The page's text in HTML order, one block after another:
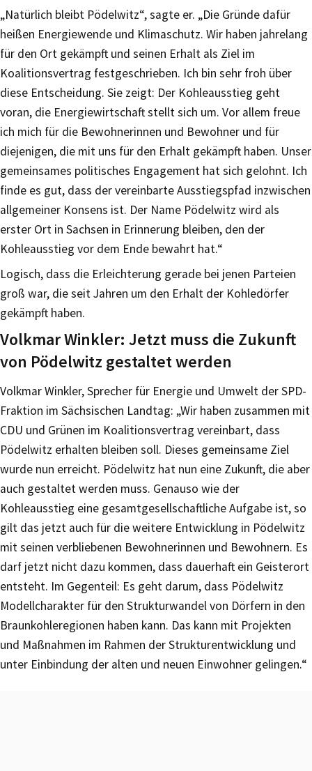
„Natürlich bleibt Pödelwitz“, sagte er. „Die Gründe dafür
heißen Energiewende und Klimaschutz. Wir haben jahrelang
für den Ort gekämpft und seinen Erhalt als Ziel im
Koalitionsvertrag festgeschrieben. Ich bin sehr froh über
diese Entscheidung. Sie zeigt: Der Kohleausstieg geht
voran, die Energiewirtschaft stellt sich um. Vor allem freue
ich mich für die Bewohnerinnen und Bewohner und für
diejenigen, die mit uns für den Erhalt gekämpft haben. Unser
gemeinsames politisches Engagement hat sich gelohnt. Ich
finde es gut, dass der vereinbarte Ausstiegspfad inzwischen
allgemeiner Konsens ist. Der Name Pödelwitz wird als
erster Ort in Sachsen in Erinnerung bleiben, den der
Kohleausstieg vor dem Ende bewahrt hat.“
Logisch, dass die Erleichterung gerade bei jenen Parteien
groß war, die seit Jahren um den Erhalt der Kohledörfer
gekämpft haben.
Volkmar Winkler: Jetzt muss die Zukunft
von Pödelwitz gestaltet werden
Volkmar Winkler, Sprecher für Energie und Umwelt der SPD-
Fraktion im Sächsischen Landtag: „Wir haben zusammen mit
CDU und Grünen im Koalitionsvertrag vereinbart, dass
Pödelwitz erhalten bleiben soll. Dieses gemeinsame Ziel
wurde nun erreicht. Pödelwitz hat nun eine Zukunft, die aber
auch gestaltet werden muss. Genauso wie der
Kohleausstieg eine gesamtgesellschaftliche Aufgabe ist, so
gilt das jetzt auch für die weitere Entwicklung in Pödelwitz
mit seinen verbliebenen Bewohnerinnen und Bewohnern. Es
darf jetzt nicht dazu kommen, dass dauerhaft ein Geisterort
entsteht. Im Gegenteil: Es geht darum, dass Pödelwitz
Modellcharakter für den Strukturwandel von Dörfern in den
Braunkohleregionen haben kann. Das kann mit Projekten
und Maßnahmen im Rahmen der Strukturentwicklung und
unter Einbindung der alten und neuen Einwohner gelingen.“